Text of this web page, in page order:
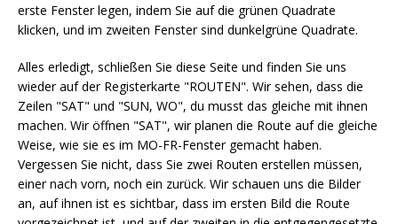
erste Fenster legen, indem Sie auf die grünen Quadrate
klicken, und im zweiten Fenster sind dunkelgrüne Quadrate.
Alles erledigt, schließen Sie diese Seite und finden Sie uns
wieder auf der Registerkarte "ROUTEN". Wir sehen, dass die
Zeilen "SAT" und "SUN, WO", du musst das gleiche mit ihnen
machen. Wir öffnen "SAT", wir planen die Route auf die gleiche
Weise, wie sie es im MO-FR-Fenster gemacht haben.
Vergessen Sie nicht, dass Sie zwei Routen erstellen müssen,
einer nach vorn, noch ein zurück. Wir schauen uns die Bilder
an, auf ihnen ist es sichtbar, dass im ersten Bild die Route